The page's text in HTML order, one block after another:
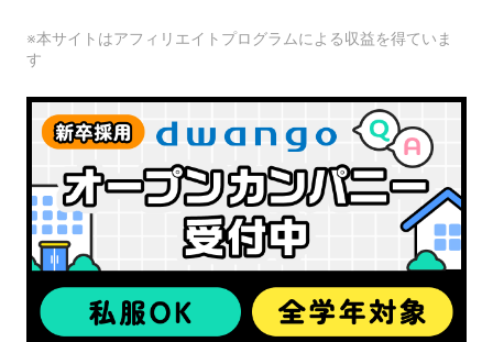
※本サイトはアフィリエイトプログラムによる収益を得ていま
す